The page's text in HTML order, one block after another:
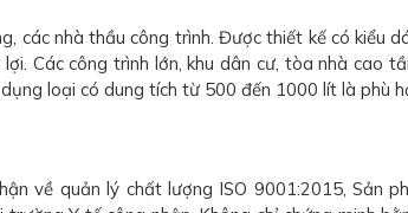
các nhà thầu công trình. Được thiết kế có kiểu
Các công trình lớn, khu dân cư, tòa nhà cao
loại có dung tích từ 500 đến 1000 lít là phù
về quản lý chất lượng ISO 9001:2015, Sản